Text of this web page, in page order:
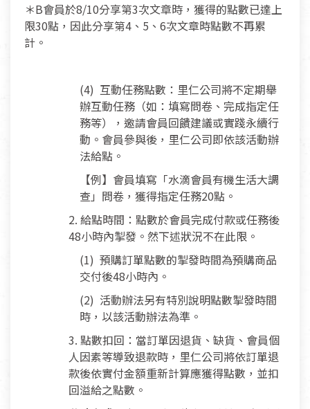
＊B會員於8/10分享第3次文章時，獲得的點數已達上
限30點，因此分享第4、5、6次文章時點數不再累
計。
(4) 互動任務點數：里仁公司將不定期舉
辦互動任務（如：填寫問卷、完成指定任
務等），邀請會員回饋建議或實踐永續行
動。會員參與後，里仁公司即依該活動辦
法給點。
【例】會員填寫「水滴會員有機生活大調
查」問卷，獲得指定任務20點。
2. 給點時間：點數於會員完成付款或任務後
48小時內掣發。然下述狀況不在此限。
(1) 預購訂單點數的掣發時間為預購商品
交付後48小時內。
(2) 活動辦法另有特別說明點數掣發時間
時，以該活動辦法為準。
3. 點數扣回：當訂單因退貨、缺貨、會員個
人因素等導致退款時，里仁公司將依訂單退
款後依實付金額重新計算應獲得點數，並扣
回溢給之點數。